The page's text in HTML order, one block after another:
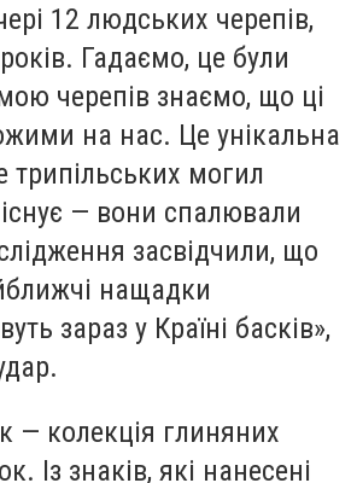
12 людських черепів,
Гадаємо, це були
черепів знаємо, що ці
на нас. Це унікальна
трипільських могил
— вони спалювали
засвідчили, що
нащадки
зараз у Країні басків»,
— колекція глиняних
Із знаків, які нанесені